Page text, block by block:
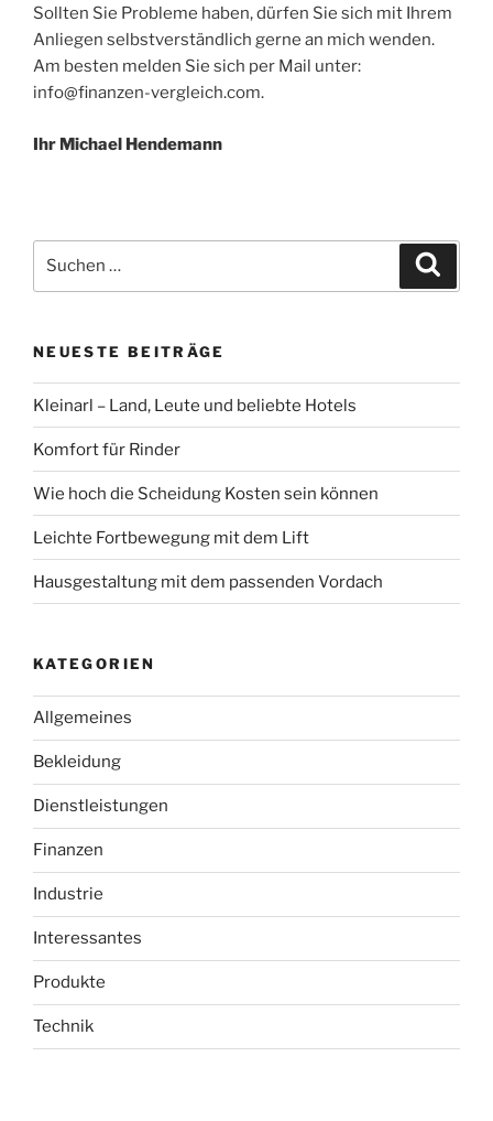
Sollten Sie Probleme haben, dürfen Sie sich mit Ihrem
Anliegen selbstverständlich gerne an mich wenden.
Am besten melden Sie sich per Mail unter:
info@finanzen-vergleich.com.
Ihr Michael Hendemann
nach:
NEUESTE BEITRÄGE
Kleinarl – Land, Leute und beliebte Hotels
Komfort für Rinder
Wie hoch die Scheidung Kosten sein können
Leichte Fortbewegung mit dem Lift
Hausgestaltung mit dem passenden Vordach
KATEGORIEN
Allgemeines
Bekleidung
Dienstleistungen
Finanzen
Industrie
Interessantes
Produkte
Technik